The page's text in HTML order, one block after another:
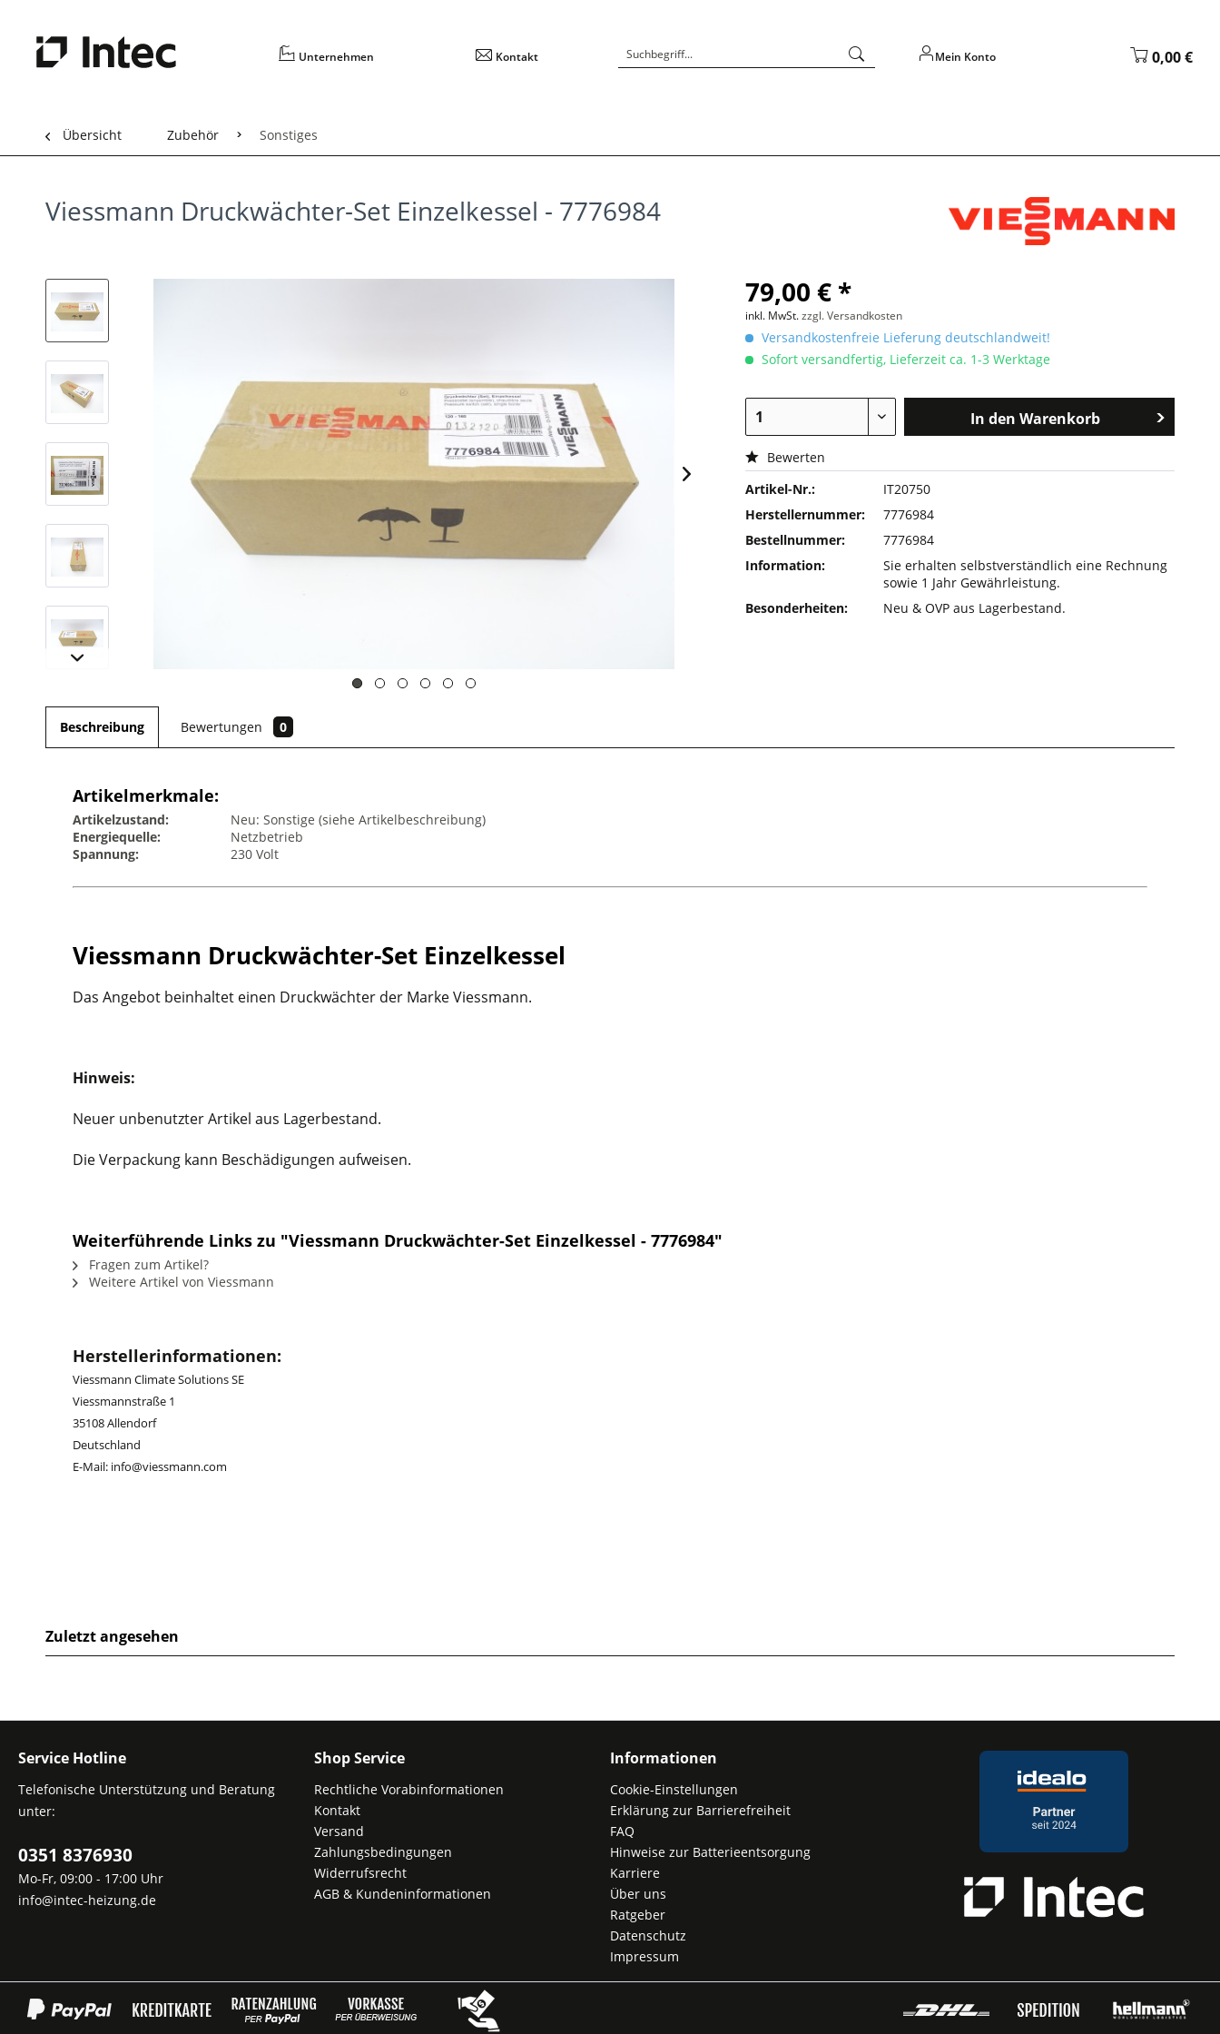
Unternehmen Kontakt Mein Konto 0,00 €
Übersicht Zubehör Sonstiges
Viessmann Druckwächter-Set Einzelkessel - 7776984
79,00 € *
inkl. MwSt.zzgl. Versandkosten
Versandkostenfreie Lieferung deutschlandweit!
Sofort versandfertig, Lieferzeit ca. 1-3 Werktage
In den Warenkorb
Bewerten
Artikel-Nr.:
IT20750
Herstellernummer:
7776984
Bestellnummer:
7776984
Information:
Sie erhalten selbstverständlich eine Rechnung
sowie 1 Jahr Gewährleistung.
Besonderheiten:
Neu & OVP aus Lagerbestand.
Beschreibung Bewertungen 0
Artikelmerkmale:
Artikelzustand:
Neu: Sonstige (siehe Artikelbeschreibung)
Energiequelle:
Netzbetrieb
Spannung:
230 Volt
Viessmann Druckwächter-Set Einzelkessel
Das Angebot beinhaltet einen Druckwächter der Marke Viessmann.
Hinweis:
Neuer unbenutzter Artikel aus Lagerbestand.
Die Verpackung kann Beschädigungen aufweisen.
Weiterführende Links zu "Viessmann Druckwächter-Set Einzelkessel - 7776984"
Fragen zum Artikel?
Weitere Artikel von Viessmann
Herstellerinformationen:
Viessmann Climate Solutions SE
Viessmannstraße 1
35108 Allendorf
Deutschland
E-Mail: info@viessmann.com
Zuletzt angesehen
Service Hotline
Telefonische Unterstützung und Beratung
unter:
0351 8376930
Mo-Fr, 09:00 - 17:00 Uhr
info@intec-heizung.de
Shop Service
Rechtliche Vorabinformationen
Kontakt
Versand
Zahlungsbedingungen
Widerrufsrecht
AGB & Kundeninformationen
Informationen
Cookie-Einstellungen
Erklärung zur Barrierefreiheit
FAQ
Hinweise zur Batterieentsorgung
Karriere
Über uns
Ratgeber
Datenschutz
Impressum